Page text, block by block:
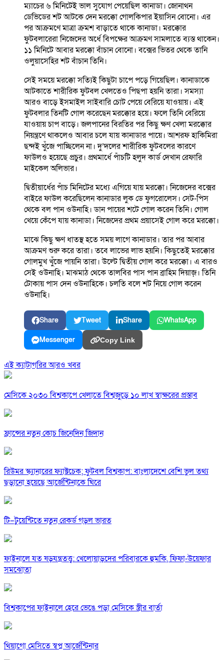
ম্যাচের ৬ মিনিটেই ভাল সুযোগ পেয়েছিল কানাডা। জোনাথন
ডেভিডের শট আটকে দেন মরক্কো গোলকিপার ইয়াসিন বোনো। এর
পর আক্রমণে মাত্রা ক্রমশ বাড়াতে থাকে কানাডা। মরক্কোর
ফুটবলারেরা নিজেদের অর্ধে বিপক্ষের আক্রমণ সামলাতে ব্যস্ত থাকেন।
১১ মিনিটে আবার মরক্কো বাঁচান বোনো। বক্সের ভিতর থেকে তানি
ওলুয়াসেহির শট বাঁচান তিনি।
সেই সময়ে মরক্কো সত্যিই কিছুটা চাপে পড়ে গিয়েছিল। কানাডাকে
আটকাতে শারীরিক ফুটবল খেলতেও পিছপা হয়নি তারা। সমস্যা
আরও বাড়ে ইসমাইল সাইবারি চোট পেয়ে বেরিয়ে যাওয়ায়। এই
ফুটবলার তিনটি গোল করেছেন মরক্কোর হয়ে। ফলে তিনি বেরিয়ে
যাওয়ায় চাপ বাড়ে। জলপানের বিরতির পর কিছু ক্ষণ খেলা মরক্কোর
নিয়ন্ত্রণে থাকলেও আবার চলে যায় কানাডার পায়ে। আশরফ হাকিমিরা
ছন্দই খুঁজে পাচ্ছিলেন না। দু’দলের শারীরিক ফুটবলের কারণে
ফাউলও হয়েছে প্রচুর। প্রথমার্ধে পাঁচটি হলুদ কার্ড দেখান রেফারি
মাইকেল অলিভার।
দ্বিতীয়ার্ধের পাঁচ মিনিটের মধ্যে এগিয়ে যায় মরক্কো। নিজেদের বক্সের
বাইরে ফাউল করেছিলেন কানাডার লুক ডে ফুগরোলেস। সেট-পিস
থেকে বল পান ওউনাহি। ডান পায়ের শটে গোল করেন তিনি। গোল
খেয়ে কেঁপে যায় কানাডা। নিজেদের প্রথম প্রয়াসেই গোল করে মরক্কো।
মাঝে কিছু ক্ষণ ধাতস্থ হতে সময় লাগে কানাডার। তার পর আবার
আক্রমণ শুরু করে তারা। তবে লাভের লাভ হয়নি। কিছুতেই মরক্কোর
গোলমুখ খুঁজে পায়নি তারা। উল্টে দ্বিতীয় গোল করে মরক্কো। এ বারও
সেই ওউনাহি। মাঝমাঠ থেকে তালবির পাস পান ব্রাহিম দিয়াজ়। তিনি
টোকায় পাস দেন ওউনাহিকে। চলতি বলে শট নিয়ে গোল করেন
ওউনাহি।
Share Tweet Share WhatsApp
Messenger Copy Link
এই ক্যাটাগরির আরও খবর
মেসিকে ২০৩০ বিশ্বকাপে খেলাতে বিশ্বজুড়ে ১০ লাখ স্বাক্ষরের প্রস্তাব
ফ্রান্সের নতুন কোচ জিনেদিন জিদান
রিউমর স্ক্যানারের ফ্যাক্টচেক; ফুটবল বিশ্বকাপ: বাংলাদেশে বেশি ভুল তথ্য
ছড়ানো হয়েছে আর্জেন্টিনাকে ঘিরে
টি–টুয়েন্টিতে নতুন রেকর্ড গড়ল ভারত
ফাইনালে যত ষড়যন্ত্রতত্ত্ব: খেলোয়াড়দের পরিবারকে হুমকি, ফিফা-উয়েফার
সমঝোতা
বিশ্বকাপের ফাইনালে হেরে ভেঙে পড়া মেসিকে স্ত্রীর বার্তা
থিয়াগো মেসিতে স্বপ্ন আর্জেন্টিনার